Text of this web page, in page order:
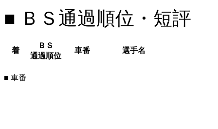
■ ＢＳ通過順位・短評
着
ＢＳ
通過順位
車番 選手名
■ 車番